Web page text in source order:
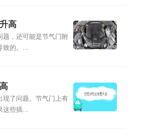
高
题，还可能是节气门附
致的。...
现了问题。节气门上有
这些插...